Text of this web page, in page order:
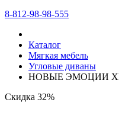
8-812-98-98-555
Каталог
Мягкая мебель
Угловые диваны
НОВЫЕ ЭМОЦИИ XL
Скидка 32%